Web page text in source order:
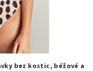
bez kostic, béžové a